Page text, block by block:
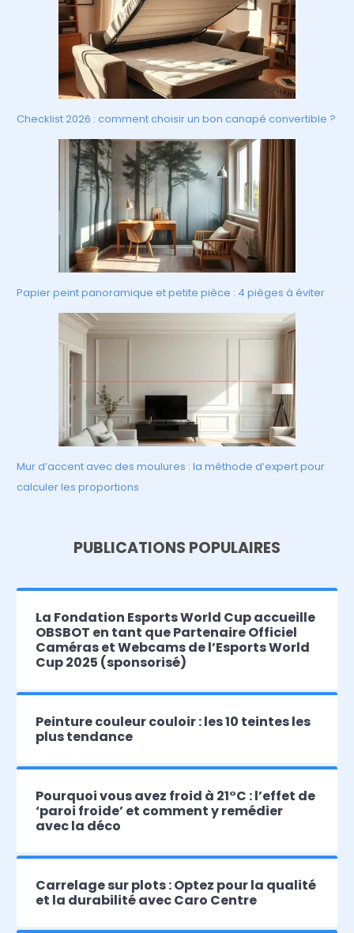
Checklist 2026 : comment choisir un bon canapé convertible ?
Papier peint panoramique et petite pièce : 4 pièges à éviter
Mur d’accent avec des moulures : la méthode d’expert pour
calculer les proportions
PUBLICATIONS POPULAIRES
La Fondation Esports World Cup accueille
OBSBOT en tant que Partenaire Officiel
Caméras et Webcams de l’Esports World
Cup 2025 (sponsorisé)
Peinture couleur couloir : les 10 teintes les
plus tendance
Pourquoi vous avez froid à 21°C : l’effet de
‘paroi froide’ et comment y remédier
avec la déco
Carrelage sur plots : Optez pour la qualité
et la durabilité avec Caro Centre